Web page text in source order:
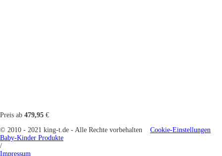
Preis ab 479,95 €
© 2010 - 2021 king-t.de - Alle Rechte vorbehalten Cookie-Einstellungen
Baby-Kinder Produkte
/
Impressum